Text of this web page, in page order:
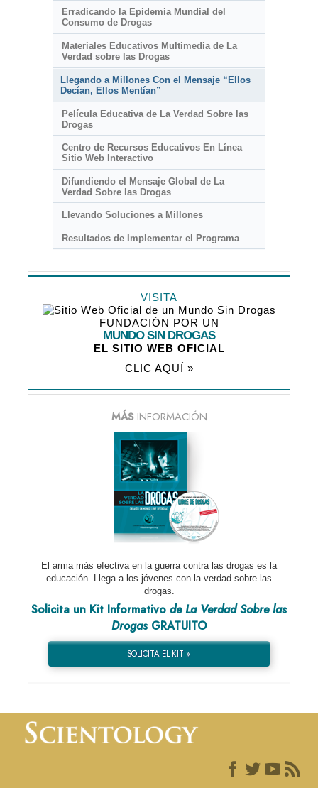
Erradicando la Epidemia Mundial del
Consumo de Drogas
Materiales Educativos Multimedia de La
Verdad sobre las Drogas
Llegando a Millones Con el Mensaje “Ellos
Decían, Ellos Mentían”
Película Educativa de La Verdad Sobre las
Drogas
Centro de Recursos Educativos En Línea
Sitio Web Interactivo
Difundiendo el Mensaje Global de La
Verdad Sobre las Drogas
Llevando Soluciones a Millones
Resultados de Implementar el Programa
VISITA
FUNDACIÓN POR UN
MUNDO SIN DROGAS
EL SITIO WEB OFICIAL
CLIC AQUÍ »
MÁSINFORMACIÓN
El arma más efectiva en la guerra contra las drogas es la
educación. Llega a los jóvenes con la verdad sobre las
drogas.
Solicita un Kit Informativo de La Verdad Sobre las
DrogasGRATUITO
SOLICITA EL KIT »